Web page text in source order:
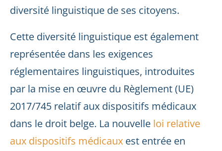
diversité linguistique de ses citoyens.
Cette diversité linguistique est également
représentée dans les exigences
réglementaires linguistiques, introduites
par la mise en œuvre du Règlement (UE)
2017/745 relatif aux dispositifs médicaux
dans le droit belge. La nouvelle loi relative
aux dispositifs médicaux est entrée en